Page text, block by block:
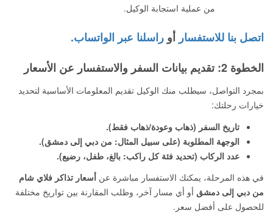
من عملية استجابة الوكيل.
اتصل بنا للاستفسار أو راسلنا عبر الواتساب.
الخطوة 2: تقديم بيانات السفر والاستفسار عن الأسعار
بمجرد التواصل، سيطلب منك الوكيل تقديم المعلومات الأساسية لتحديد
خيارات رحلتك:
تاريخ السفر (ذهاب وعودة/ذهاب فقط).
الوجهة المطلوبة (على سبيل المثال: من دبي إلى دمشق).
عدد الركاب (تحديد فئة كل راكب: بالغ، طفل، رضيع).
في هذه المرحلة، يمكنك الاستفسار مباشرة عن أسعار تذاكر فلاي شام
من دبي إلى دمشق أو أي مسار آخر، وطلب المقارنة بين تواريخ مختلفة
للحصول على أفضل سعر.